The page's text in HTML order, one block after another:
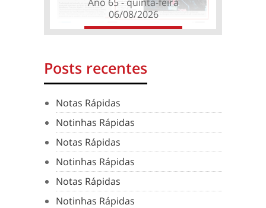
06/08/2026
Posts recentes
Notas Rápidas
Notinhas Rápidas
Notas Rápidas
Notinhas Rápidas
Notas Rápidas
Notinhas Rápidas